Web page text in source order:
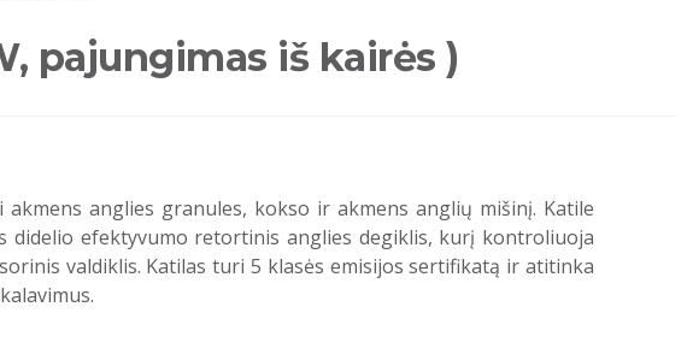
pajungimas iš kairės )
akmens anglies granules, kokso ir akmens anglių mišinį. Katile
didelio efektyvumo retortinis anglies degiklis, kurį kontroliuoja
valdiklis. Katilas turi 5 klasės emisijos sertifikatą ir atitinka